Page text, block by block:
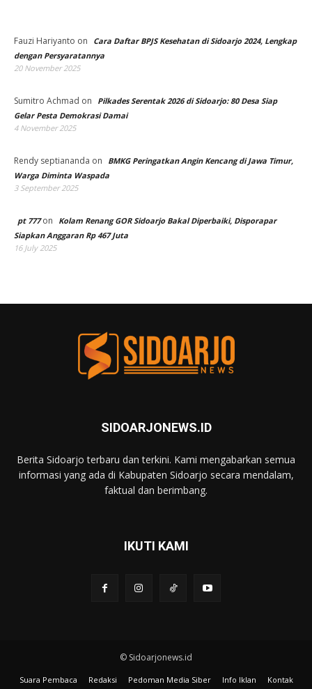
Fauzi Hariyanto on
Cara Daftar BPJS Kesehatan di Sidoarjo 2024, Lengkap
dengan Persyaratannya
20 November 2025
Sumitro Achmad on
Pilkades Serentak 2026 di Sidoarjo: 80 Desa Siap
Gelar Pesta Demokrasi Damai
4 November 2025
Rendy septiananda on
BMKG Peringatkan Angin Kencang di Jawa Timur,
Warga Diminta Waspada
3 September 2025
pt 777on
Kolam Renang GOR Sidoarjo Bakal Diperbaiki, Disporapar
Siapkan Anggaran Rp 467 Juta
16 July 2025
SIDOARJONEWS.ID
Berita Sidoarjo terbaru dan terkini. Kami mengabarkan semua
informasi yang ada di Kabupaten Sidoarjo secara mendalam,
faktual dan berimbang.
IKUTI KAMI
© Sidoarjonews.id
Suara Pembaca Redaksi Pedoman Media Siber Info Iklan Kontak